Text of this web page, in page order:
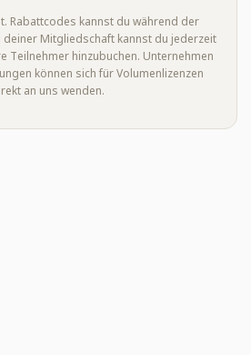
Rabattcodes kannst du während der
deiner Mitgliedschaft kannst du jederzeit
Teilnehmer hinzubuchen. Unternehmen
können sich für Volumenlizenzen
an uns wenden.